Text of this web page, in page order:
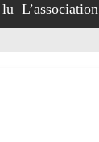
lu L’association